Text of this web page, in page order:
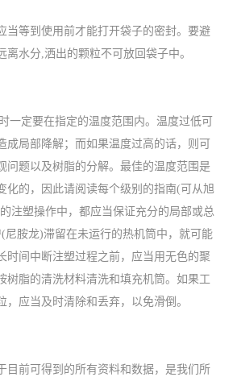
当等到使用前才能打开袋子的密封。要避
离水分,洒出的颗粒不可放回袋子中。
一定要在指定的温度范围内。温度过低可
成局部降解；而如果温度过高的话，则可
问题以及树脂的分解。最佳的温度范围是
化的，因此请阅读每个级别的指南(可从旭
注塑操作中，都应当保证充分的局部或总
尼胺龙)滞留在未运行的热机筒中，就可能
时间中断注塑过程之前，应当用无色的聚
树脂的清洗材料清洗和填充机筒。如果工
，应当及时清除和丢弃，以免滑倒。
目前可得到的所有资料和数据，是我们所